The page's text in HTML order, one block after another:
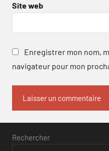
Site web
Enregistrer mon nom,
navigateur pour mon
Rechercher